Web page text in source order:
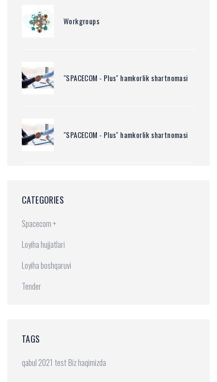
Workgroups
"SPACECOM - Plus" hamkorlik shartnomasi
"SPACECOM - Plus" hamkorlik shartnomasi
CATEGORIES
Spacecom +
Loyiha hujjatlari
Loyiha boshqaruvi
Tender
TAGS
qabul 2021 test Biz haqimizda